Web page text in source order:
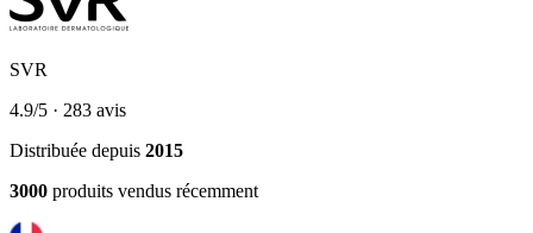
SVR
4.9/5 · 283 avis
Distribuée depuis 2015
3000 produits vendus récemment